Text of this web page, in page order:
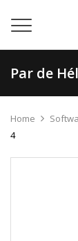
Par de
Home
4